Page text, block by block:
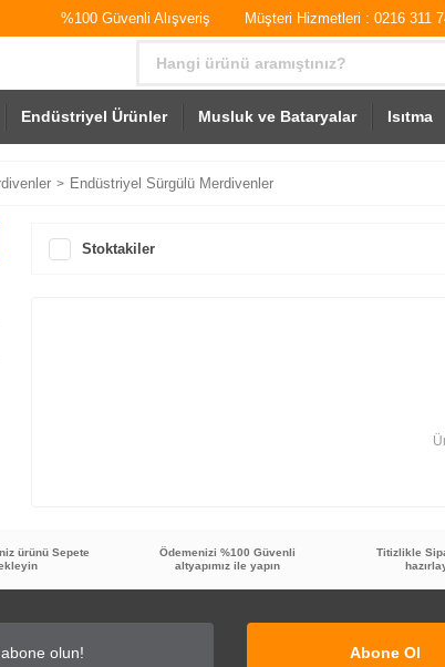
%100 Güvenli Alışveriş Müşteri Hizmetleri : 0216 311
Endüstriyel Ürünler Musluk ve Bataryalar Isıtma
Endüstriyel Sürgülü Merdivenler
Stoktakiler
ürünü Sepete
Ödemenizi %100 Güvenli
altyapımız ile yapın
Titizlikle
Abone Ol